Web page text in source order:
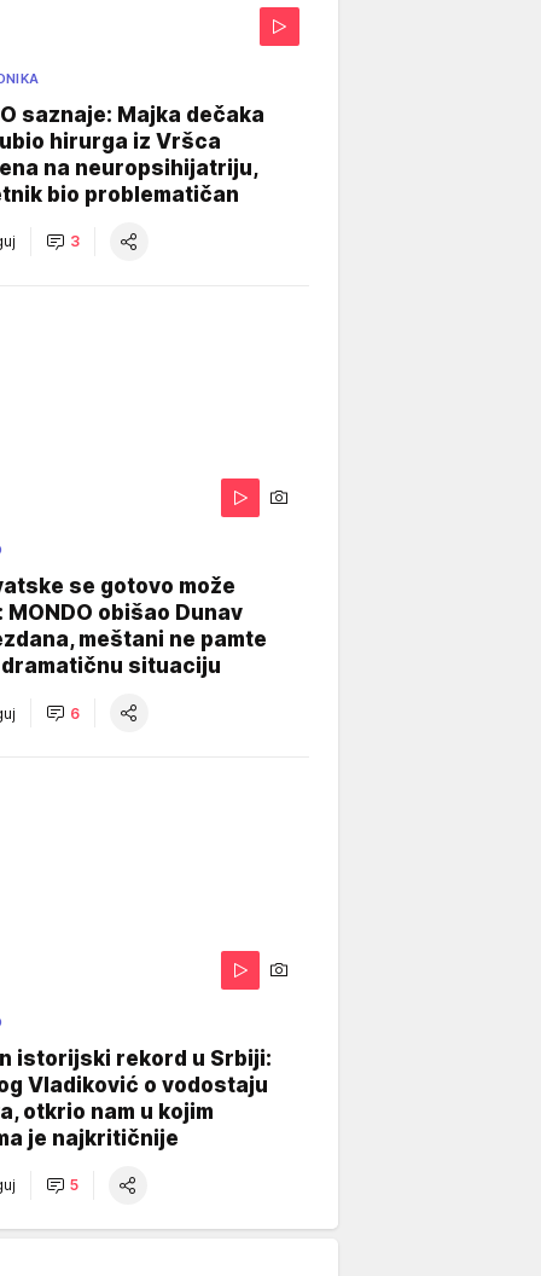
saznaje: Majka dečaka
hirurga iz Vršca
na neuropsihijatriju,
bio problematičan
3
se gotovo može
MONDO obišao Dunav
meštani ne pamte
situaciju
6
istorijski rekord u Srbiji:
Vladiković o vodostaju
otkrio nam u kojim
je najkritičnije
5